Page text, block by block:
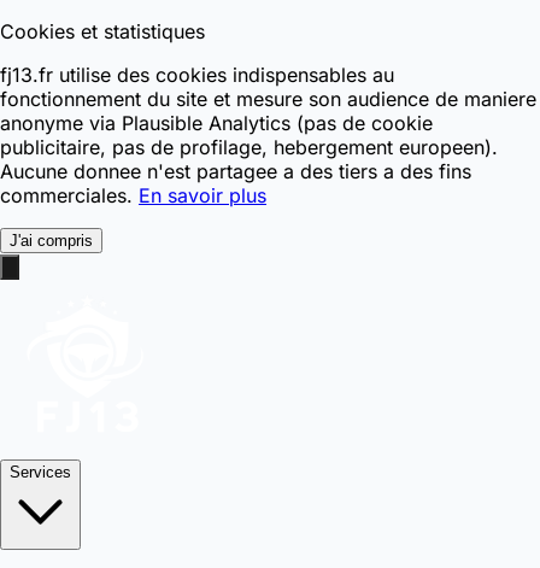
Cookies et statistiques
fj13.fr utilise des cookies indispensables au
fonctionnement du site et mesure son audience de maniere
anonyme via Plausible Analytics (pas de cookie
publicitaire, pas de profilage, hebergement europeen).
Aucune donnee n'est partagee a des tiers a des fins
commerciales. En savoir plus
J'ai compris
Services